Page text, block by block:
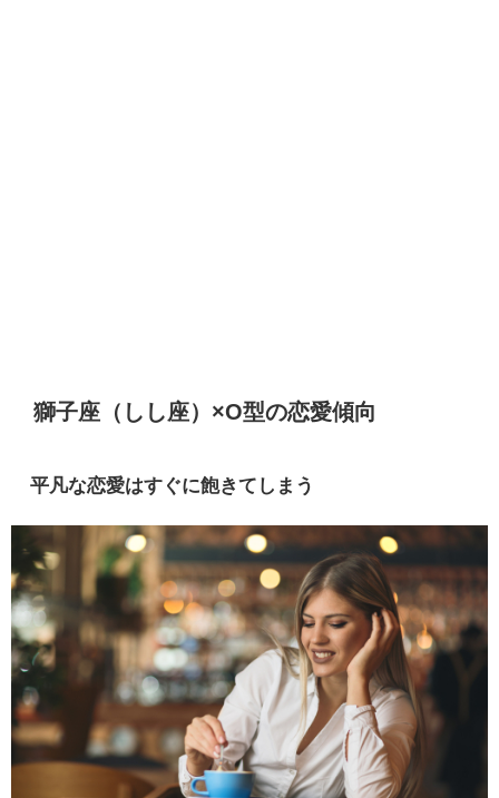
獅子座（しし座）×O型の恋愛傾向
平凡な恋愛はすぐに飽きてしまう